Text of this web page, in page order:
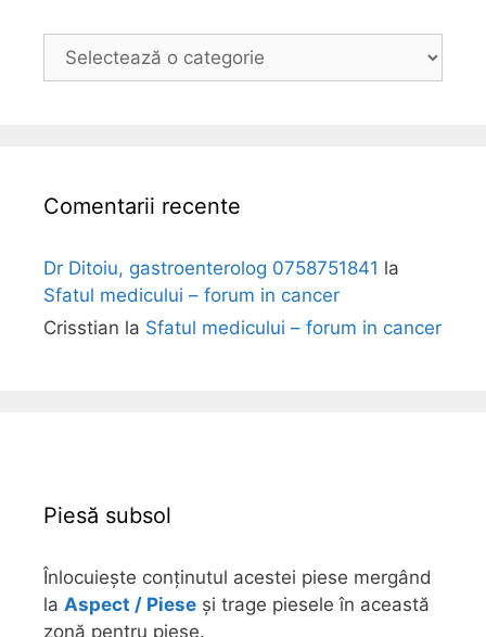
Comentarii recente
Dr Ditoiu, gastroenterolog 0758751841 la
Sfatul medicului – forum in cancer
Crisstian la Sfatul medicului – forum in cancer
Piesă subsol
Înlocuiește conținutul acestei piese mergând
la Aspect / Piese și trage piesele în această
zonă pentru piese.